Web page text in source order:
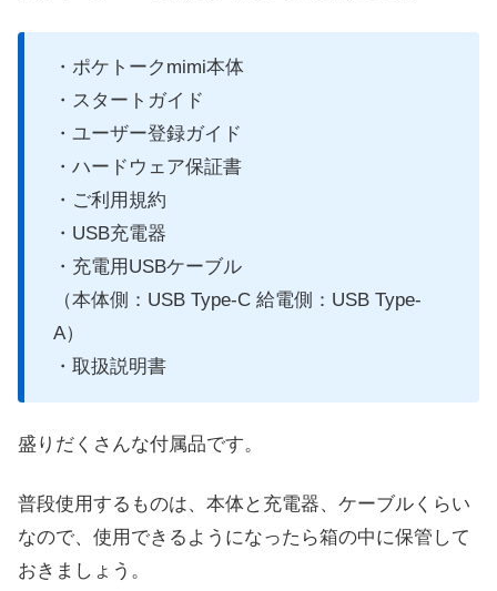
・ポケトークmimi本体
・スタートガイド
・ユーザー登録ガイド
・ハードウェア保証書
・ご利用規約
・USB充電器
・充電用USBケーブル
（本体側：USB Type-C 給電側：USB Type-
A）
・取扱説明書
盛りだくさんな付属品です。
普段使用するものは、本体と充電器、ケーブルくらい
なので、使用できるようになったら箱の中に保管して
おきましょう。